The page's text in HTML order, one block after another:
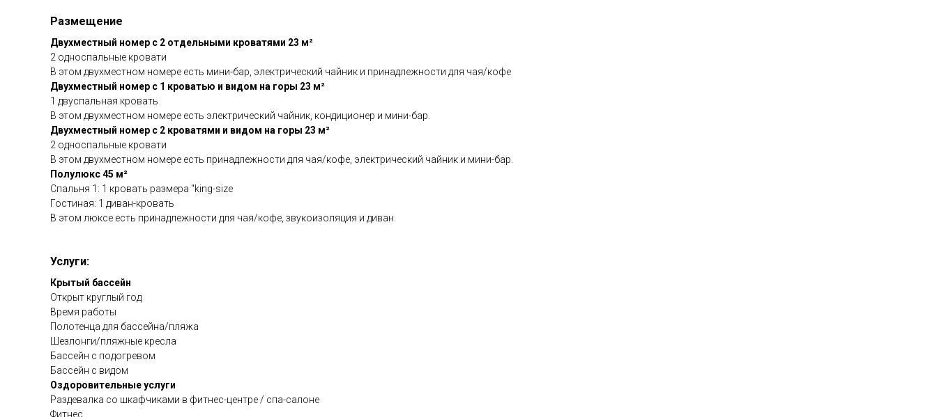
Размещение
Двухместный номер с 2 отдельными кроватями 23 м²
2 односпальные кровати
В этом двухместном номере есть мини-бар, электрический чайник и принадлежности для чая/кофе
Двухместный номер с 1 кроватью и видом на горы 23 м²
1 двуспальная кровать
В этом двухместном номере есть электрический чайник, кондиционер и мини-бар.
Двухместный номер с 2 кроватями и видом на горы 23 м²
2 односпальные кровати
В этом двухместном номере есть принадлежности для чая/кофе, электрический чайник и мини-бар.
Полулюкс 45 м²
Спальня 1: 1 кровать размера "king-size
Гостиная: 1 диван-кровать
В этом люксе есть принадлежности для чая/кофе, звукоизоляция и диван.
Услуги:
Крытый бассейн
Открыт круглый год
Время работы
Полотенца для бассейна/пляжа
Шезлонги/пляжные кресла
Бассейн с подогревом
Бассейн с видом
Оздоровительные услуги
Раздевалка со шкафчиками в фитнес-центре / спа-салоне
Фитнес